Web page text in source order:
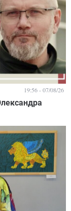
19:56 - 07/08/26